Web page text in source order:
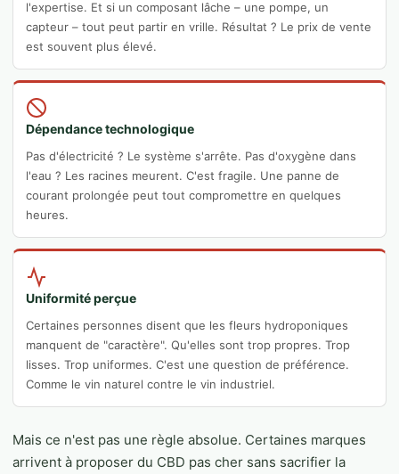
l'expertise. Et si un composant lâche – une pompe, un
capteur – tout peut partir en vrille. Résultat ? Le prix de vente
est souvent plus élevé.
Dépendance technologique
Pas d'électricité ? Le système s'arrête. Pas d'oxygène dans
l'eau ? Les racines meurent. C'est fragile. Une panne de
courant prolongée peut tout compromettre en quelques
heures.
Uniformité perçue
Certaines personnes disent que les fleurs hydroponiques
manquent de "caractère". Qu'elles sont trop propres. Trop
lisses. Trop uniformes. C'est une question de préférence.
Comme le vin naturel contre le vin industriel.
Mais ce n'est pas une règle absolue. Certaines marques
arrivent à proposer du CBD pas cher sans sacrifier la